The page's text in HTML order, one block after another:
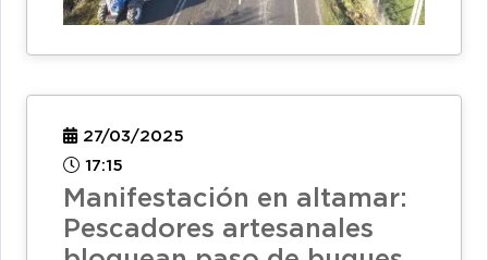
27/03/2025
17:15
Manifestación en altamar:
Pescadores artesanales